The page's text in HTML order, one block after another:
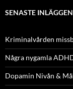
SENASTE INLÄGGEN
Kriminalvården
Några nygamla
Dopamin Nivån &